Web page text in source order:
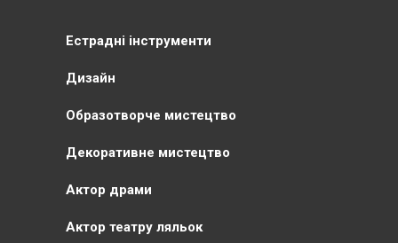
Естрадні інструменти
Дизайн
Образотворче мистецтво
Декоративне мистецтво
Актор драми
Актор театру ляльок